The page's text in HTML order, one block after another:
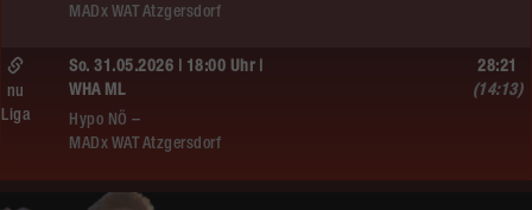
MADx WAT Atzgersdorf
So. 31.05.2026 | 18:00 Uhr |
WHA ML
Hypo NÖ –
MADx WAT Atzgersdorf
nu
Liga
28:21
(14:13)